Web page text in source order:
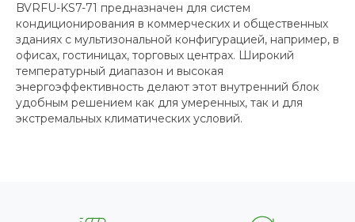
BVRFU-KS7-71 предназначен для систем
кондиционирования в коммерческих и общественных
зданиях с мультизональной конфигурацией, например, в
офисах, гостиницах, торговых центрах. Широкий
температурный диапазон и высокая
энергоэффективность делают этот внутренний блок
удобным решением как для умеренных, так и для
экстремальных климатических условий.